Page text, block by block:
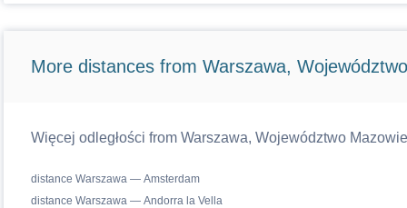
More distances from Warszawa,
Więcej odległości from Warszawa, Województwo
distance Warszawa — Amsterdam
distance Warszawa — Andorra la Vella